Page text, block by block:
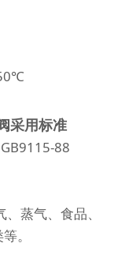
采用标准
88
蒸气、食品、
。